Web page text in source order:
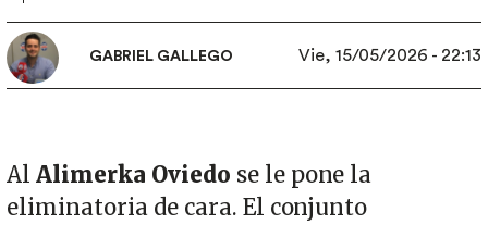
GABRIEL GALLEGO Vie, 15/05/2026 - 22:13
Al Alimerka Oviedo se le pone la
eliminatoria de cara. El conjunto